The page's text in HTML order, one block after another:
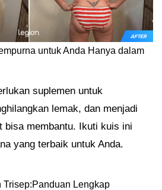
untuk Anda Hanya dalam
suplemen untuk
lemak, dan menjadi
bisa membantu. Ikuti kuis ini
yang terbaik untuk Anda.
Trisep:Panduan Lengkap